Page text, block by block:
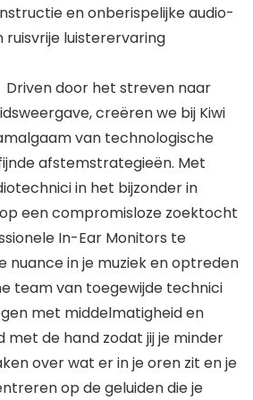
en onberispelijke audio-
luisterervaring
】Driven door het streven naar
creëren we bij Kiwi
van technologische
afstemstrategieën. Met
in het bijzonder in
een compromisloze zoektocht
In-Ear Monitors te
nuance in je muziek en optreden
team van toegewijde technici
met middelmatigheid en
met de hand zodat jij je minder
over wat er in je oren zit en je
op de geluiden die je